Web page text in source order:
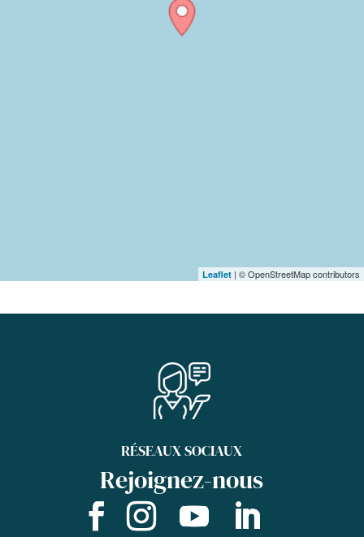
Leaflet | © OpenStreetMap contributors
RÉSEAUX SOCIAUX
Rejoignez-nous